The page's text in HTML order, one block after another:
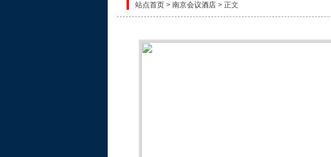
站点首页 > 南京会议酒店 > 正文